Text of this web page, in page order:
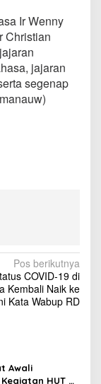
Ir Wenny
Christian
jajaran
segenap
Pos berikutnya
COVID-19 di
Kembali Naik ke
Kata Wabup RD
Awali
HUT RI